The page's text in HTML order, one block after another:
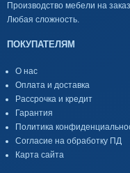
Производство мебели на
Любая сложность.
ПОКУПАТЕЛЯМ
О нас
Оплата и доставка
Рассрочка и кредит
Гарантия
Политика
Согласие на обработку ПД
Карта сайта